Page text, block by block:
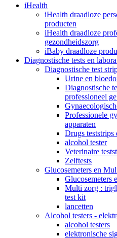
iHealth
iHealth draadloze
producten
iHealth draadloze
gezondheidszorg
iBaby draadloze
Diagnostische tests en
Diagnostische test
Urine en
Diagnostische
professioneel
Professionele
apparaten
Drugs teststrips
alcohol tester
Veterinaire
Zelftests
Glucosemeters en
Glucosemeters
Multi zorg :
test kit
lancetten
Alcohol testers -
alcohol testers
elektronische